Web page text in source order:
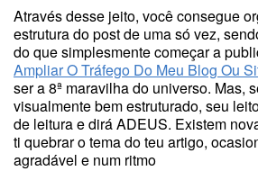
Através desse jeito, você consegue
estrutura do post de uma só vez,
do que simplesmente começar a
Ampliar O Tráfego Do Meu Blog Ou
ser a 8ª maravilha do universo. Mas,
visualmente bem estruturado, seu
de leitura e dirá ADEUS. Existem
ti quebrar o tema do teu artigo,
agradável e num ritmo